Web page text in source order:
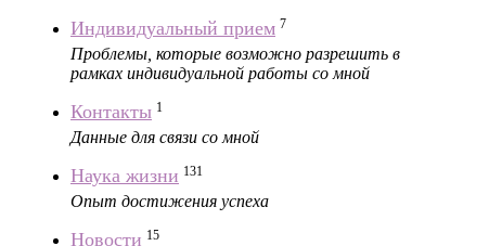
Индивидуальный прием 7
Проблемы, которые возможно разрешить в
рамках индивидуальной работы со мной
Контакты 1
Данные для связи со мной
Наука жизни 131
Опыт достижения успеха
Новости 15